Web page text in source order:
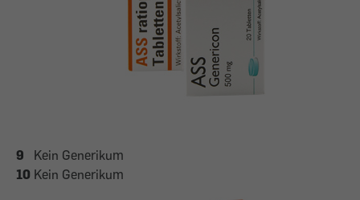
9 Kein Generikum
10 Kein Generikum